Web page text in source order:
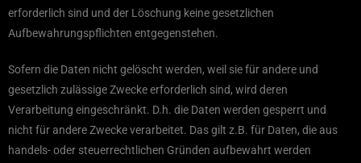
erforderlich sind und der Löschung keine gesetzlichen
Aufbewahrungspflichten entgegenstehen.
Sofern die Daten nicht gelöscht werden, weil sie für andere und
gesetzlich zulässige Zwecke erforderlich sind, wird deren
Verarbeitung eingeschränkt. D.h. die Daten werden gesperrt und
nicht für andere Zwecke verarbeitet. Das gilt z.B. für Daten, die aus
handels- oder steuerrechtlichen Gründen aufbewahrt werden